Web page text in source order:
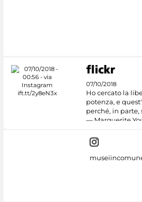
07/10/2018
Ho cercato la
potenza, e
perché, in parte,
— Marguerite